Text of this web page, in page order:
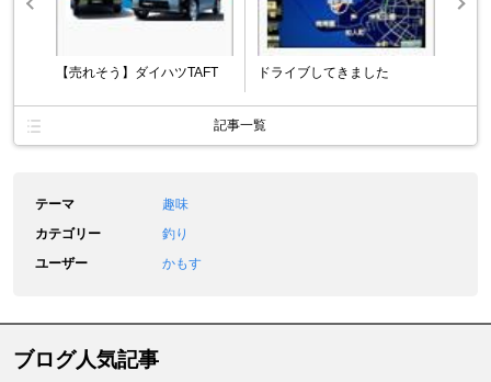
【売れそう】ダイハツTAFT ドライブしてきました
記事一覧
テーマ
趣味
カテゴリー
釣り
ユーザー
かもす
ブログ人気記事